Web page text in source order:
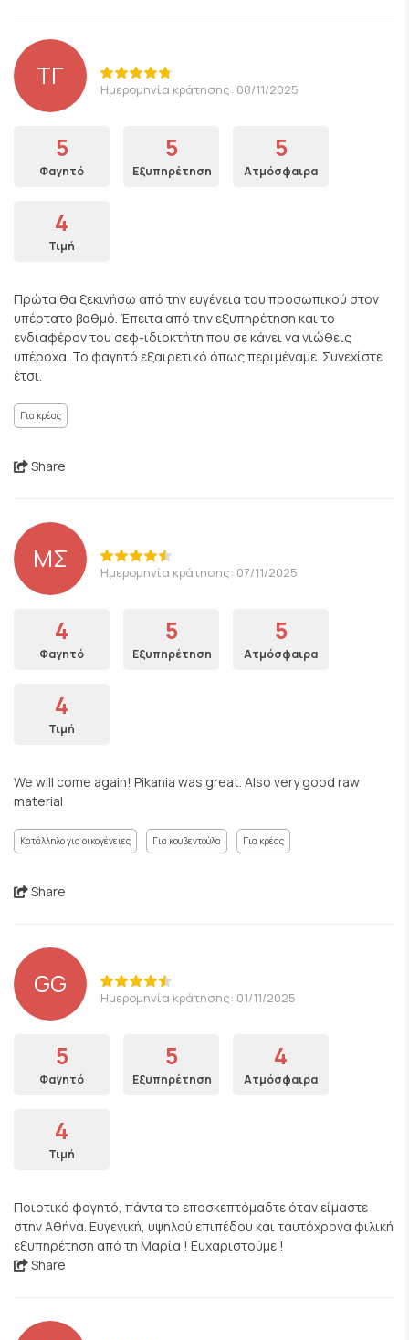
ΤΓ Ημερομηνία κράτησης: 08/11/2025
5
Φαγητό
5
Εξυπηρέτηση
5
Ατμόσφαιρα
4
Τιμή
Πρώτα θα ξεκινήσω από την ευγένεια του προσωπικού στον
υπέρτατο βαθμό. Έπειτα από την εξυπηρέτηση και το
ενδιαφέρον του σεφ-ιδιοκτήτη που σε κάνει να νιώθεις
υπέροχα. Το φαγητό εξαιρετικό όπως περιμέναμε. Συνεχίστε
έτσι.
Για κρέας
Share
ΜΣ Ημερομηνία κράτησης: 07/11/2025
4
Φαγητό
5
Εξυπηρέτηση
5
Ατμόσφαιρα
4
Τιμή
We will come again! Pikania was great. Also very good raw
material
Κατάλληλο για οικογένειες Για κουβεντούλα Για κρέας
Share
GG Ημερομηνία κράτησης: 01/11/2025
5
Φαγητό
5
Εξυπηρέτηση
4
Ατμόσφαιρα
4
Τιμή
Ποιοτικό φαγητό, πάντα το εποσκεπτόμαδτε όταν είμαστε
στην Αθήνα. Ευγενική, υψηλού επιπέδου και ταυτόχρονα φιλική
εξυπηρέτηση από τη Μαρία ! Ευχαριστούμε !
Share